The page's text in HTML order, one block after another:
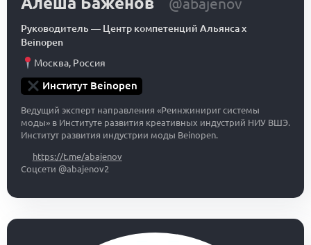
@abajenov
Руководитель— Центр компетенций Альянса x
Beinopen
Москва, Россия
Институт Beinopen
Ведущий эксперт направления «Реинжинириг системы
моды» в Институте развития креативных индустрий НИУ ВШЭ.
Институт развития индустрии моды Beinopen.
https://t.me/abajenov
Соцсети @abajenov2